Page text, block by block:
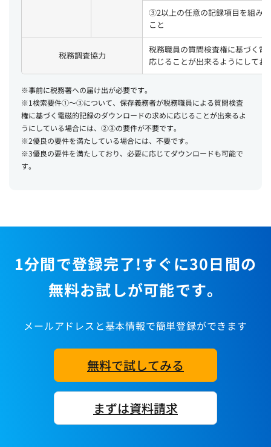
③2以上の任意の記録項目を組み
こと
税務調査協力
税務職員の質問検査権に基づく
応じることが出来るようにしてお
※事前に税務署への届け出が必要です。
※1検索要件①～③について、保存義務者が税務職員による質問検査
権に基づく電磁的記録のダウンロードの求めに応じることが出来るよ
うにしている場合には、②③の要件が不要です。
※2優良の要件を満たしている場合には、不要です。
※3優良の要件を満たしており、必要に応じてダウンロードも可能で
す。
1分間で登録完了!すぐに30日間の
無料お試しが可能です。
メールアドレスと基本情報で簡単登録ができます
無料で試してみる
まずは資料請求